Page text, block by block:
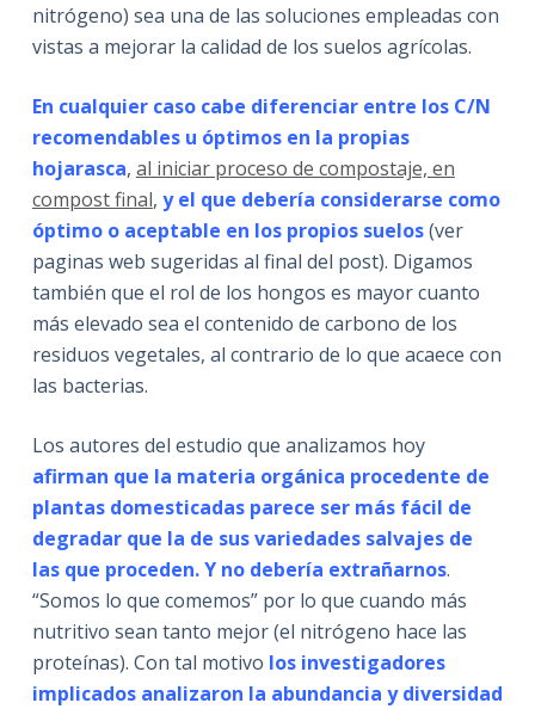
nitrógeno) sea una de las soluciones empleadas con
vistas a mejorar la calidad de los suelos agrícolas.
En cualquier caso cabe diferenciar entre los C/N
recomendables u óptimos en la propias
hojarasca, al iniciar proceso de compostaje, en
compost final, y el que debería considerarse como
óptimo o aceptable en los propios suelos(ver
paginas web sugeridas al final del post). Digamos
también que el rol de los hongos es mayor cuanto
más elevado sea el contenido de carbono de los
residuos vegetales, al contrario de lo que acaece con
las bacterias.
Los autores del estudio que analizamos hoy
afirman que la materia orgánica procedente de
plantas domesticadas parece ser más fácil de
degradar que la de sus variedades salvajes de
las que proceden. Y no debería extrañarnos.
“Somos lo que comemos” por lo que cuando más
nutritivo sean tanto mejor (el nitrógeno hace las
proteínas). Con tal motivo los investigadores
implicados analizaron la abundancia y diversidad